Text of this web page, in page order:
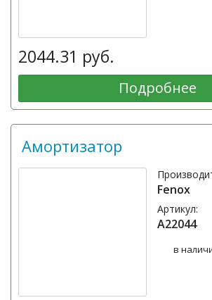
2044.31 руб.
Подробнее
Амортизатор
Fenox
Артикул:
A22044
в